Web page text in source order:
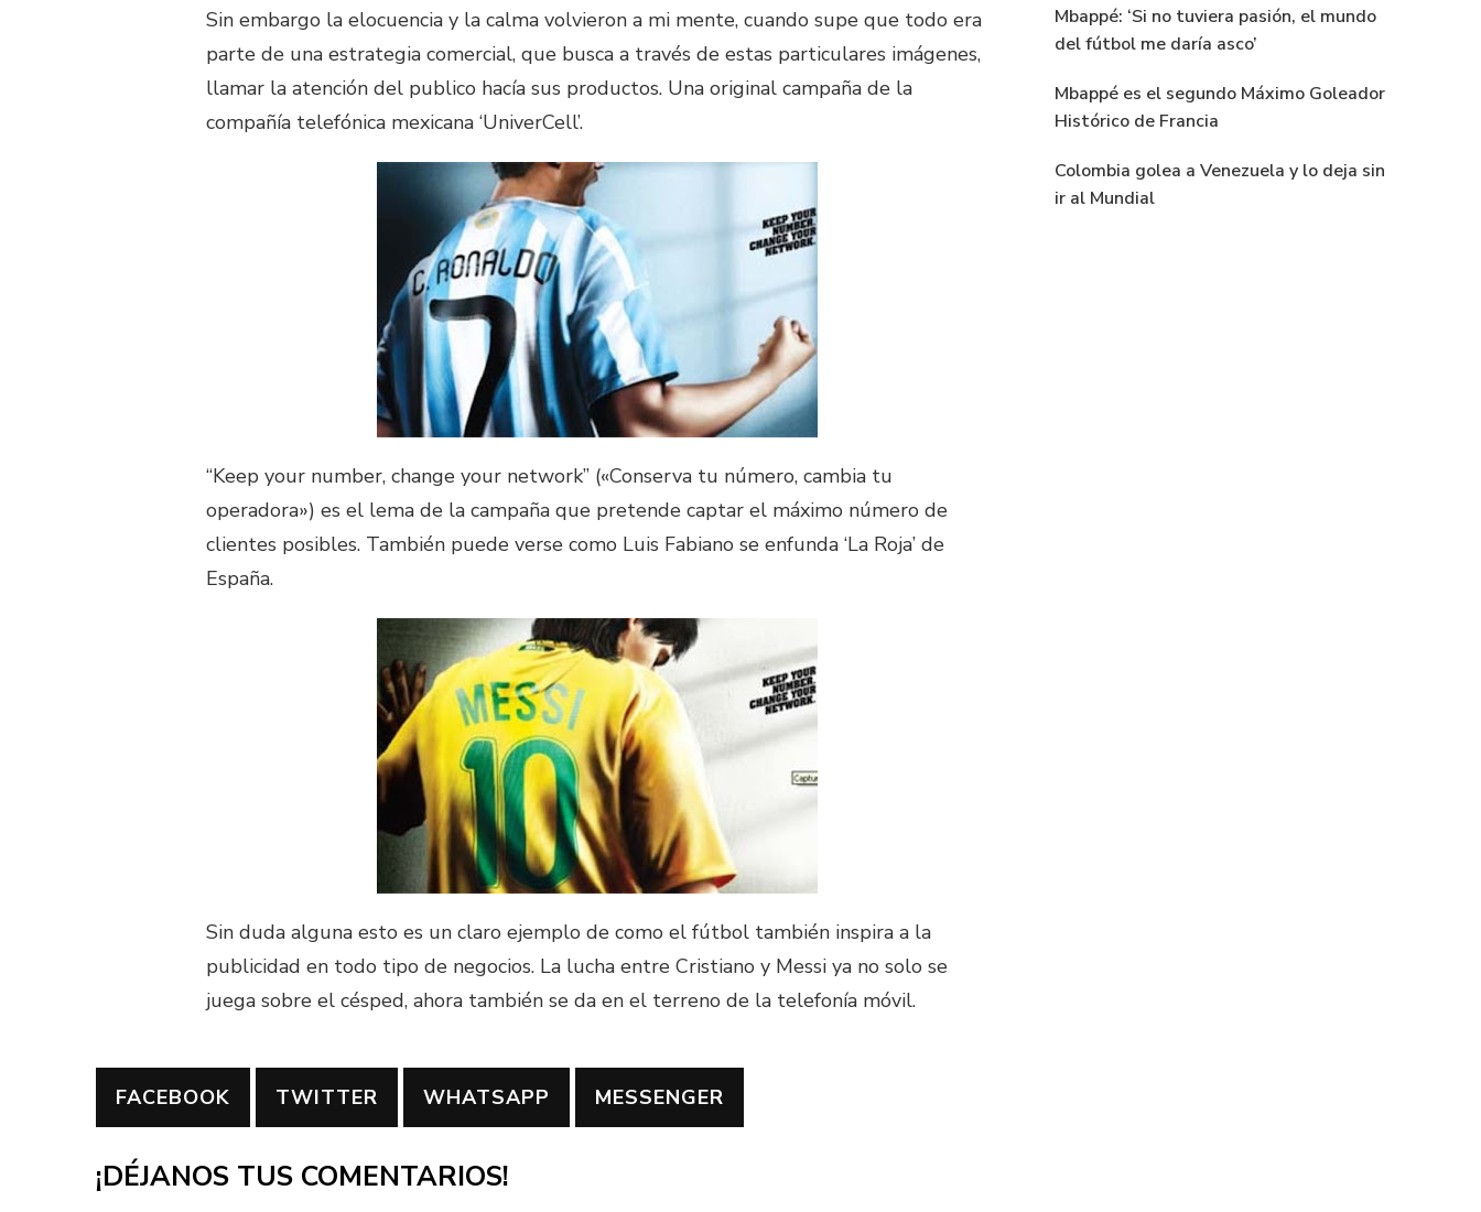
Sin embargo la elocuencia y la calma volvieron a mi mente, cuando supe que todo era
parte de una estrategia comercial, que busca a través de estas particulares imágenes,
llamar la atención del publico hacía sus productos. Una original campaña de la
compañía telefónica mexicana ‘UniverCell’.
“Keep your number, change your network” («Conserva tu número, cambia tu
operadora») es el lema de la campaña que pretende captar el máximo número de
clientes posibles. También puede verse como Luis Fabiano se enfunda ‘La Roja’ de
España.
Sin duda alguna esto es un claro ejemplo de como el fútbol también inspira a la
publicidad en todo tipo de negocios. La lucha entre Cristiano y Messi ya no solo se
juega sobre el césped, ahora también se da en el terreno de la telefonía móvil.
FACEBOOK TWITTER WHATSAPP MESSENGER
¡DÉJANOS TUS COMENTARIOS!
Mbappé: ‘Si no tuviera pasión, el mundo
del fútbol me daría asco’
Mbappé es el segundo Máximo Goleador
Histórico de Francia
Colombia golea a Venezuela y lo deja sin
ir al Mundial